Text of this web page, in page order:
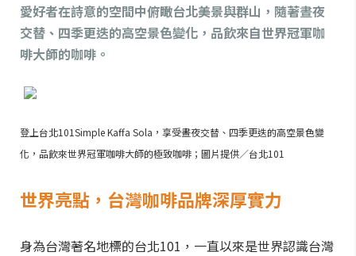
愛好者在詩意的空間中俯瞰台北美景與群山，隨著晝夜
交替、四季更迭的高空景色變化，品飲來自世界冠軍咖
啡大師的咖啡。
登上台北101Simple Kaffa Sola，享受晝夜交替、四季更迭的高空景色變
化，品飲來世界冠軍咖啡大師的極致咖啡；圖片提供／台北101
世界亮點，台灣咖啡品牌深厚實力
身為台灣著名地標的台北101，一直以來是世界認識台灣